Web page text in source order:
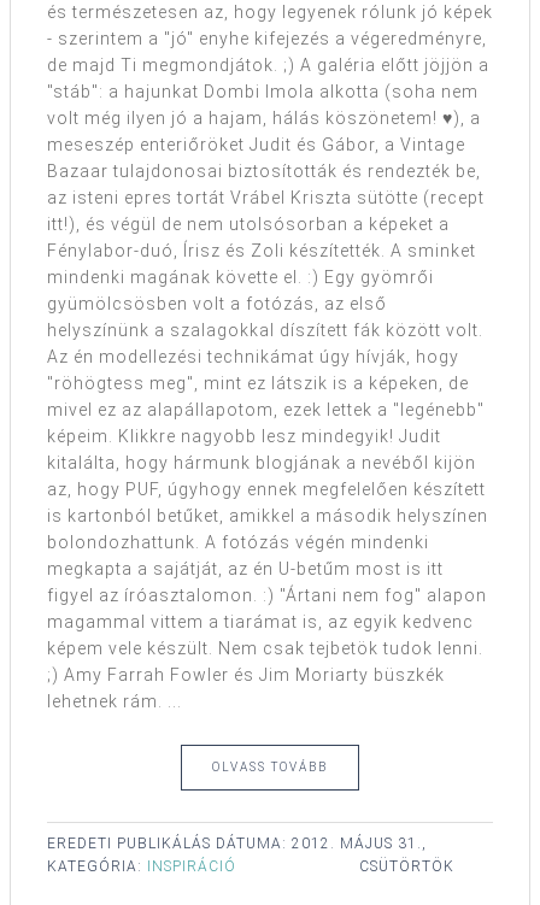
és természetesen az, hogy legyenek rólunk jó képek
- szerintem a "jó" enyhe kifejezés a végeredményre,
de majd Ti megmondjátok. ;) A galéria előtt jöjjön a
"stáb": a hajunkat Dombi Imola alkotta (soha nem
volt még ilyen jó a hajam, hálás köszönetem! ♥), a
meseszép enteriőröket Judit és Gábor, a Vintage
Bazaar tulajdonosai biztosították és rendezték be,
az isteni epres tortát Vrábel Kriszta sütötte (recept
itt!), és végül de nem utolsósorban a képeket a
Fénylabor-duó, Írisz és Zoli készítették. A sminket
mindenki magának követte el. :) Egy gyömrői
gyümölcsösben volt a fotózás, az első
helyszínünk a szalagokkal díszített fák között volt.
Az én modellezési technikámat úgy hívják, hogy
"röhögtess meg", mint ez látszik is a képeken, de
mivel ez az alapállapotom, ezek lettek a "legénebb"
képeim. Klikkre nagyobb lesz mindegyik! Judit
kitalálta, hogy hármunk blogjának a nevéből kijön
az, hogy PUF, úgyhogy ennek megfelelően készített
is kartonból betűket, amikkel a második helyszínen
bolondozhattunk. A fotózás végén mindenki
megkapta a sajátját, az én U-betűm most is itt
figyel az íróasztalomon. :) "Ártani nem fog" alapon
magammal vittem a tiarámat is, az egyik kedvenc
képem vele készült. Nem csak tejbetök tudok lenni.
;) Amy Farrah Fowler és Jim Moriarty büszkék
lehetnek rám. ...
OLVASS TOVÁBB
EREDETI PUBLIKÁLÁS DÁTUMA: 2012. MÁJUS 31.,
CSÜTÖRTÖK
KATEGÓRIA: INSPIRÁCIÓ